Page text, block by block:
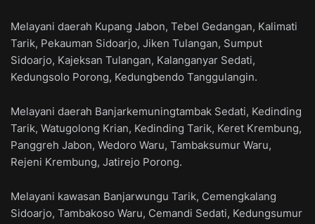
Melayani daerah Kupang Jabon, Tebel Gedangan, Kalimati
Tarik, Pekauman Sidoarjo, Jiken Tulangan, Sumput
Sidoarjo, Kajeksan Tulangan, Kalanganyar Sedati,
Kedungsolo Porong, Kedungbendo Tanggulangin.
Melayani daerah Banjarkemuningtambak Sedati, Kedinding
Tarik, Watugolong Krian, Kedinding Tarik, Keret Krembung,
Panggreh Jabon, Wedoro Waru, Tambaksumur Waru,
Rejeni Krembung, Jatirejo Porong.
Melayani kawasan Banjarwungu Tarik, Cemengkalang
Sidoarjo, Tambakoso Waru, Cemandi Sedati, Kedungsumur